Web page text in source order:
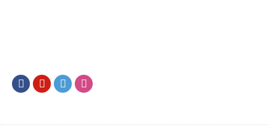
FacebookYoutubeTwitter